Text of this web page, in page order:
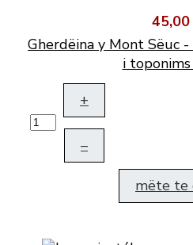
Gherdëina y Mont Sëuc
i
+
–
mëte te